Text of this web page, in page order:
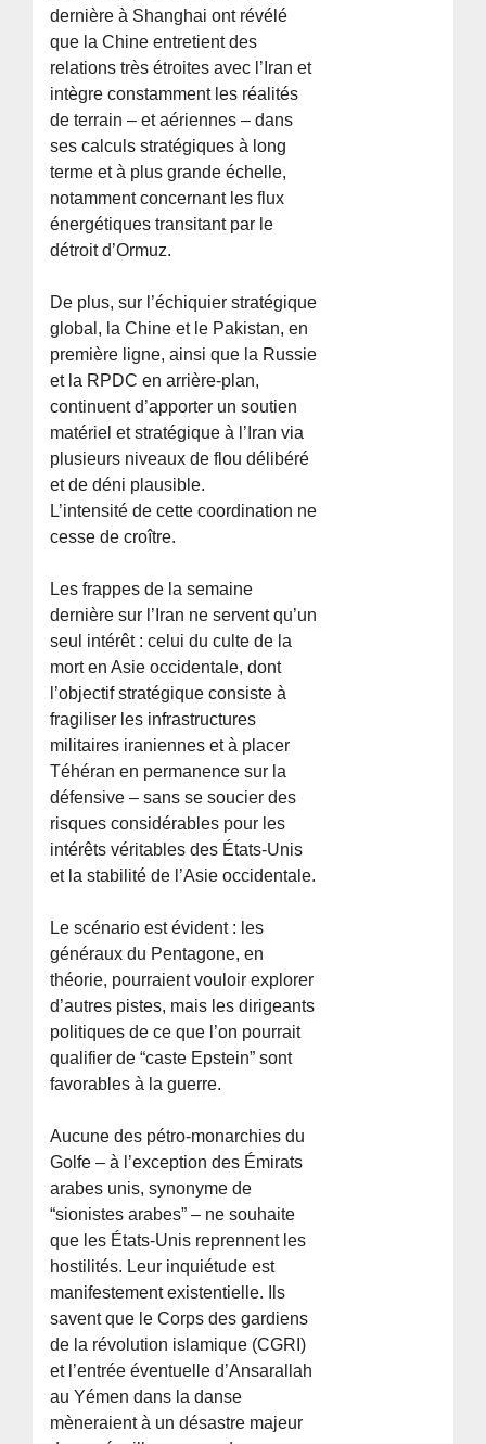
dernière à Shanghai ont révélé
que la Chine entretient des
relations très étroites avec l’Iran et
intègre constamment les réalités
de terrain – et aériennes – dans
ses calculs stratégiques à long
terme et à plus grande échelle,
notamment concernant les flux
énergétiques transitant par le
détroit d’Ormuz.
De plus, sur l’échiquier stratégique
global, la Chine et le Pakistan, en
première ligne, ainsi que la Russie
et la RPDC en arrière-plan,
continuent d’apporter un soutien
matériel et stratégique à l’Iran via
plusieurs niveaux de flou délibéré
et de déni plausible.
L’intensité de cette coordination ne
cesse de croître.
Les frappes de la semaine
dernière sur l’Iran ne servent qu’un
seul intérêt : celui du culte de la
mort en Asie occidentale, dont
l’objectif stratégique consiste à
fragiliser les infrastructures
militaires iraniennes et à placer
Téhéran en permanence sur la
défensive – sans se soucier des
risques considérables pour les
intérêts véritables des États-Unis
et la stabilité de l’Asie occidentale.
Le scénario est évident : les
généraux du Pentagone, en
théorie, pourraient vouloir explorer
d’autres pistes, mais les dirigeants
politiques de ce que l’on pourrait
qualifier de “caste Epstein” sont
favorables à la guerre.
Aucune des pétro-monarchies du
Golfe – à l’exception des Émirats
arabes unis, synonyme de
“sionistes arabes” – ne souhaite
que les États-Unis reprennent les
hostilités. Leur inquiétude est
manifestement existentielle. Ils
savent que le Corps des gardiens
de la révolution islamique (CGRI)
et l’entrée éventuelle d’Ansarallah
au Yémen dans la danse
mèneraient à un désastre majeur